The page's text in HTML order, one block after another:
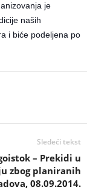
je
naših
i biće podeljena po
Sledeći tekst
– Prekidi u
zbog planiranih
08.09.2014.